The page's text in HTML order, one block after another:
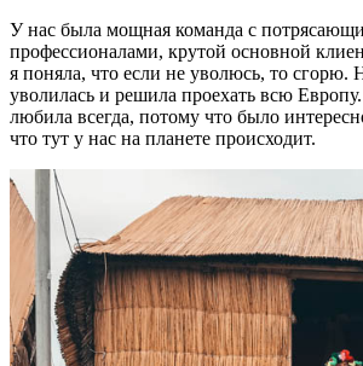
У нас была мощная команда с
профессионалами, крутой основной
я поняла, что если не уволюсь, то сгорю.
уволилась и решила проехать всю
любила всегда, потому что было
что тут у нас на планете происходит.